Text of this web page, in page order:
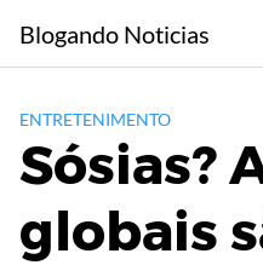
content
Blogando Noticias
ENTRETENIMENTO
Sósias?
globais